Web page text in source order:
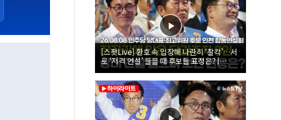
[스팟Live] 환호 속 입장해 나란히 ‘찰칵’…서
로 ‘저격 연설’ 들을 때 후보들 표정은? |
26.08.08 더불어민주당 당대표·최고위원 후
보 인천 합동연설회